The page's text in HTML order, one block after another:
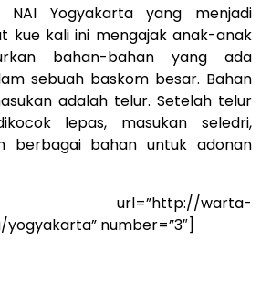
NAI Yogyakarta yang menjadi
kue kali ini mengajak anak-anak
bahan-bahan yang ada
sebuah baskom besar. Bahan
adalah telur. Setelah telur
lepas, masukan seledri,
berbagai bahan untuk adonan
warta-
number=”3″]